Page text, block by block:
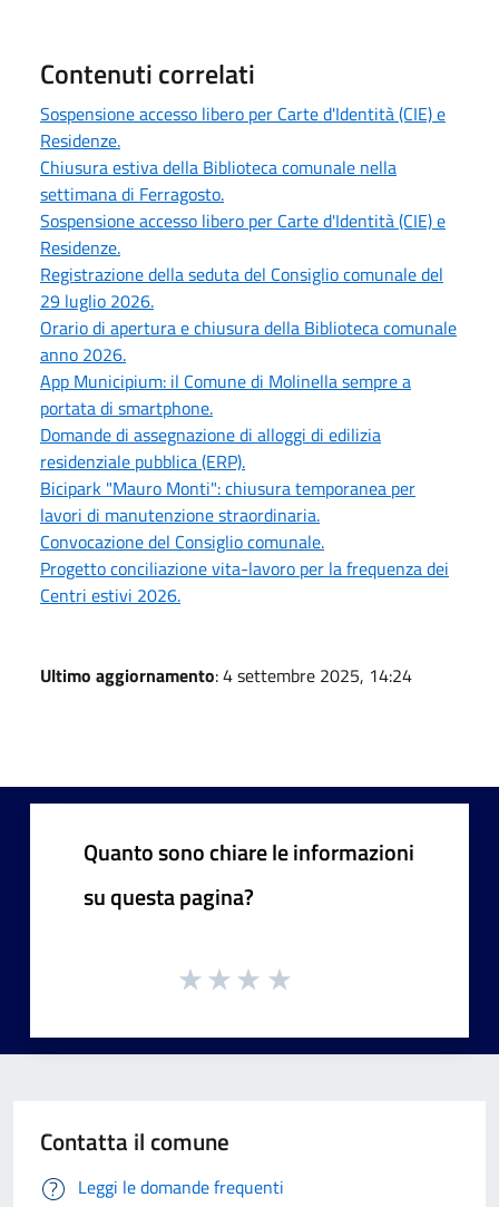
Contenuti correlati
Sospensione accesso libero per Carte d'Identità (CIE) e
Residenze.
Chiusura estiva della Biblioteca comunale nella
settimana di Ferragosto.
Sospensione accesso libero per Carte d'Identità (CIE) e
Residenze.
Registrazione della seduta del Consiglio comunale del
29 luglio 2026.
Orario di apertura e chiusura della Biblioteca comunale
anno 2026.
App Municipium: il Comune di Molinella sempre a
portata di smartphone.
Domande di assegnazione di alloggi di edilizia
residenziale pubblica (ERP).
Bicipark "Mauro Monti": chiusura temporanea per
lavori di manutenzione straordinaria.
Convocazione del Consiglio comunale.
Progetto conciliazione vita-lavoro per la frequenza dei
Centri estivi 2026.
Ultimo aggiornamento: 4 settembre 2025, 14:24
Quanto sono chiare le informazioni
su questa pagina?
Contatta il comune
Leggi le domande frequenti